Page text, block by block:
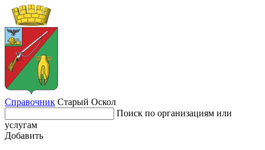
Справочник Старый Оскол
Поиск по организациям или
услугам
Добавить